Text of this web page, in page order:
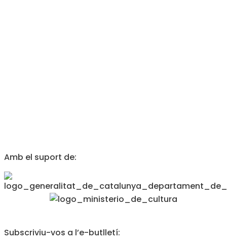
Amb el suport de:
Subscriviu-vos a l’e-butlletí: